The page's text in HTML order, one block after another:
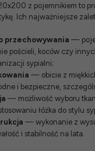
z pojemnikiem to
Ich najważniejsze
przechowywania —
pościeli, koców czy
sypialni;
— obicie z
i bezpieczne,
— możliwość wyboru
łóżka do stylu
— wykonanie z
i stabilność na lata.